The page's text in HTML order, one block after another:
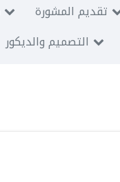
تقديم المشورة
التصميم والديكور